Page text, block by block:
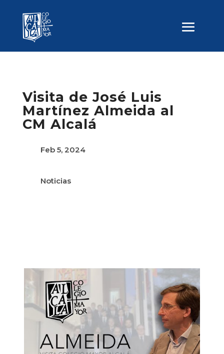
Visita de José Luis
Martínez Almeida al
CM Alcalá
Feb 5, 2024
Noticias